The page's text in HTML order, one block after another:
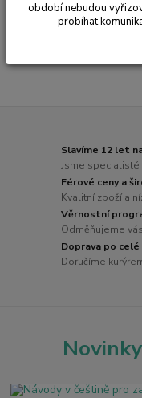
Slavíme 12 let
Jsme specialisté
Férové ceny a
Kvalitní zboží a
Věrnostní
Odměňujeme
Doprava po celé
Doručíme
období nebudou
probíhat